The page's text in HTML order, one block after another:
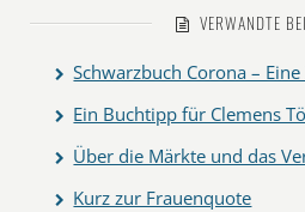
VERWANDTE
Schwarzbuch Corona –
Ein Buchtipp für Clemens
Über die Märkte und das
Kurz zur Frauenquote